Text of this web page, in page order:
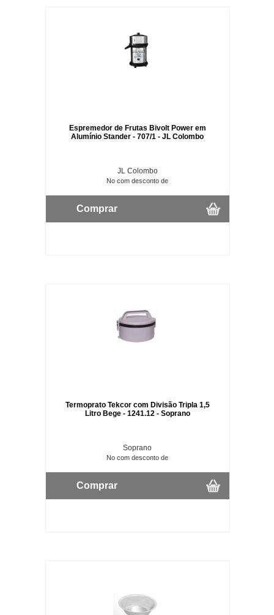
Espremedor de Frutas Bivolt Power em
Alumínio Stander - 707/1 - JL Colombo
JL Colombo
No com desconto de
Comprar
Termoprato Tekcor com Divisão Tripla 1,5
Litro Bege - 1241.12 - Soprano
Soprano
No com desconto de
Comprar